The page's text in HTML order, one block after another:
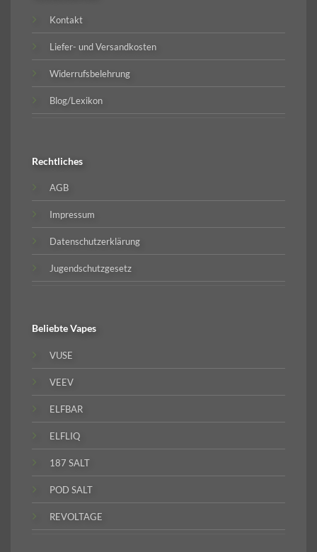
Kontakt
Liefer- und Versandkosten
Widerrufsbelehrung
Blog/Lexikon
Rechtliches
AGB
Impressum
Datenschutzerklärung
Jugendschutzgesetz
BeliebteVapes
VUSE
VEEV
ELFBAR
ELFLIQ
187 SALT
POD SALT
REVOLTAGE